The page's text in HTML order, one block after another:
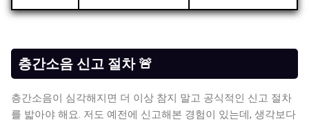
층간소음 신고 절차 🚨
층간소음이 심각해지면 더 이상 참지 말고 공식적인 신고 절차
를 밟아야 해요. 저도 예전에 신고해본 경험이 있는데, 생각보다